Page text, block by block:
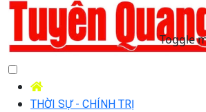
Toggle
THỜI SỰ - CHÍNH TRỊ